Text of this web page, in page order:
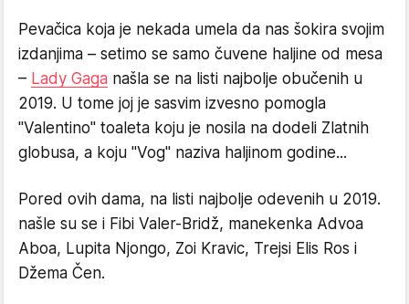
Pevačica koja je nekada umela da nas šokira svojim
izdanjima – setimo se samo čuvene haljine od mesa
– Lady Gaga našla se na listi najbolje obučenih u
2019. U tome joj je sasvim izvesno pomogla
"Valentino" toaleta koju je nosila na dodeli Zlatnih
globusa, a koju "Vog" naziva haljinom godine...
Pored ovih dama, na listi najbolje odevenih u 2019.
našle su se i Fibi Valer-Bridž, manekenka Advoa
Aboa, Lupita Njongo, Zoi Kravic, Trejsi Elis Ros i
Džema Čen.